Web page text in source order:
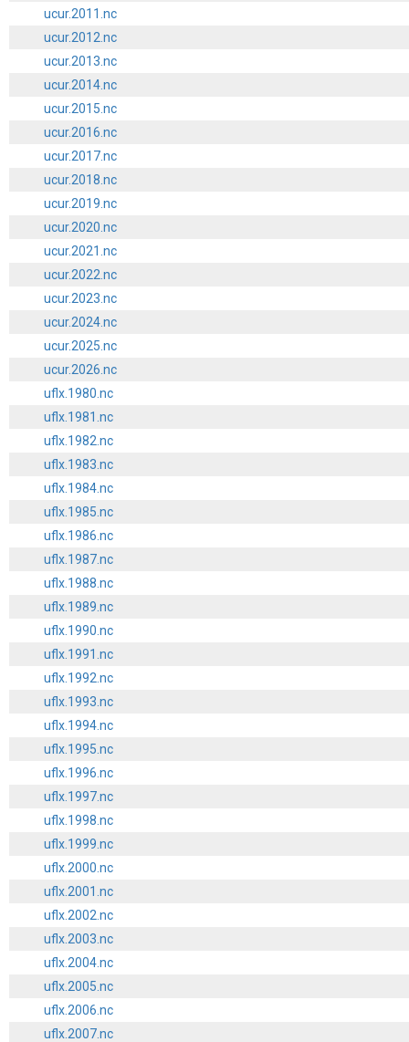
ucur.2011.nc
ucur.2012.nc
ucur.2013.nc
ucur.2014.nc
ucur.2015.nc
ucur.2016.nc
ucur.2017.nc
ucur.2018.nc
ucur.2019.nc
ucur.2020.nc
ucur.2021.nc
ucur.2022.nc
ucur.2023.nc
ucur.2024.nc
ucur.2025.nc
ucur.2026.nc
uflx.1980.nc
uflx.1981.nc
uflx.1982.nc
uflx.1983.nc
uflx.1984.nc
uflx.1985.nc
uflx.1986.nc
uflx.1987.nc
uflx.1988.nc
uflx.1989.nc
uflx.1990.nc
uflx.1991.nc
uflx.1992.nc
uflx.1993.nc
uflx.1994.nc
uflx.1995.nc
uflx.1996.nc
uflx.1997.nc
uflx.1998.nc
uflx.1999.nc
uflx.2000.nc
uflx.2001.nc
uflx.2002.nc
uflx.2003.nc
uflx.2004.nc
uflx.2005.nc
uflx.2006.nc
uflx.2007.nc